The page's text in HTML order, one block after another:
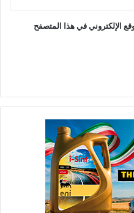
الإلكتروني في هذا المتصفح